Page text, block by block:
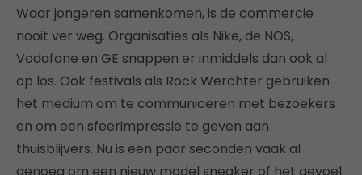
Waar jongeren samenkomen, is de commercie
nooit ver weg. Organisaties als Nike, de NOS,
Vodafone en GE snappen er inmiddels dan ook al
op los. Ook festivals als Rock Werchter gebruiken
het medium om te communiceren met bezoekers
en om een sfeerimpressie te geven aan
thuisblijvers. Nu is een paar seconden vaak al